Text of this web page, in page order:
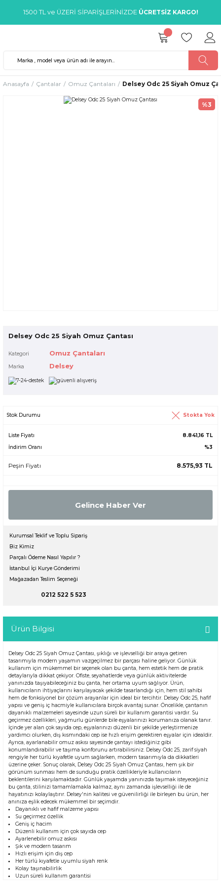
1500 TL ve ÜZERİ SİPARİŞLERİNİZDE ÜCRETSİZ KARGO!
Anasayfa Çantalar Omuz Çantaları Delsey Odc 25 Siyah Omuz
%3
Delsey Odc 25 Siyah Omuz Çantası
Kategori Omuz Çantaları
Marka Delsey
Stok Durumu Stokta Yok
Liste Fiyatı
8.841,16 TL
İndirim Oranı
%3
Peşin Fiyatı 8.575,93 TL
Gelince Haber Ver
Kurumsal Teklif ve Toplu Sipariş
Biz Kimiz
Parçalı Ödeme Nasıl Yapılır ?
İstanbul İçi Kurye Gönderimi
Mağazadan Teslim Seçeneği
0212 522 5 523
Ürün Bilgisi
Delsey Odc 25 Siyah Omuz Çantası, şıklığı ve işlevselliği bir araya getiren
tasarımıyla modern yaşamın vazgeçilmez bir parçası haline geliyor. Günlük
kullanım için mükemmel bir seçenek olan bu çanta, hem estetik hem de pratik
detaylarıyla dikkat çekiyor. Ofiste, seyahatlerde veya günlük aktivitelerde
yanınızda taşıyabileceğiniz bu çanta, her ortama uyum sağlıyor. Ürün,
kullanıcıların ihtiyaçlarını karşılayacak şekilde tasarlandığı için, hem stil sahibi
hem de fonksiyonel bir çözüm arayanlar için ideal bir tercihtir. Delsey Odc 25, hafif
yapısı ve geniş iç hacmiyle kullanıcılara birçok avantaj sunar. Öncelikle, çantanın
dayanıklı malzemeleri sayesinde uzun süreli bir kullanım garantisi vardır. Su
geçirmez özellikleri, yağmurlu günlerde bile eşyalarınızı korumanıza olanak tanır.
İçinde yer alan çok sayıda cep, eşyalarınızı düzenli bir şekilde yerleştirmenize
yardımcı olurken, dış kısmındaki cep ise hızlı erişim gerektiren eşyalar için idealdir.
Ayrıca, ayarlanabilir omuz askısı sayesinde çantayı istediğiniz gibi
konumlandırabilir ve taşıma konforunu artırabilirsiniz. Delsey Odc 25, zarif siyah
rengiyle her türlü kıyafetle uyum sağlarken, modern tasarımıyla da dikkatleri
üzerine çeker. Sonuç olarak, Delsey Odc 25 Siyah Omuz Çantası, hem şık bir
görünüm sunması hem de sunduğu pratik özellikleriyle kullanıcıların
beklentilerini karşılamaktadır. Günlük yaşamda yanınızda taşımak isteyeceğiniz
bu çanta, stilinizi tamamlamakla kalmaz, aynı zamanda işlevselliği ile de
hayatınızı kolaylaştırır. Delsey'nin kalitesi ve güvenilirliği ile birleşen bu ürün, her
anınıza eşlik edecek mükemmel bir seçimdir.
Dayanıklı ve hafif malzeme yapısı
Su geçirmez özellik
Geniş iç hacim
Düzenli kullanım için çok sayıda cep
Ayarlenebilir omuz askısı
Şık ve modern tasarım
Hızlı erişim için dış cep
Her türlü kıyafetle uyumlu siyah renk
Kolay taşınabilirlik
Uzun süreli kullanım garantisi